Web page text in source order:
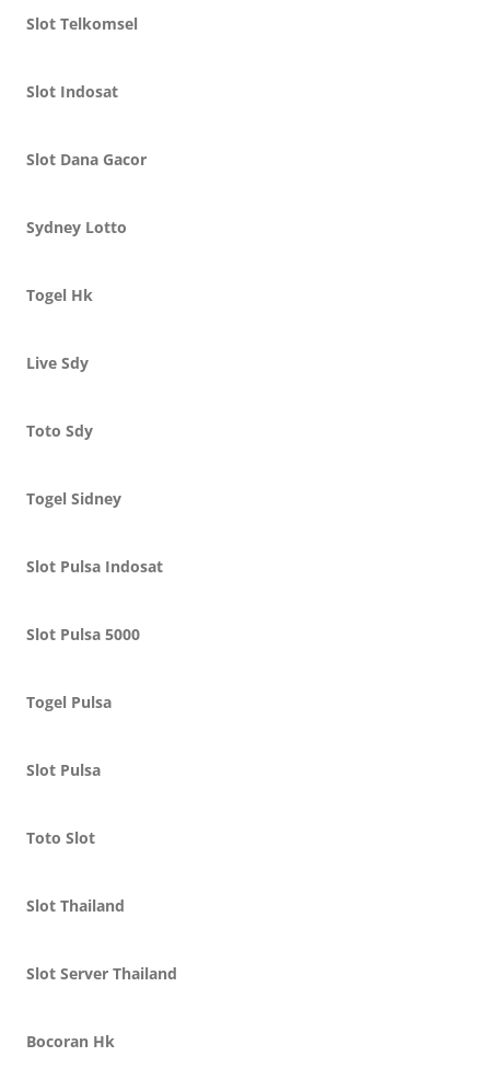
Slot Telkomsel
Slot Indosat
Slot Dana Gacor
Sydney Lotto
Togel Hk
Live Sdy
Toto Sdy
Togel Sidney
Slot Pulsa Indosat
Slot Pulsa 5000
Togel Pulsa
Slot Pulsa
Toto Slot
Slot Thailand
Slot Server Thailand
Bocoran Hk